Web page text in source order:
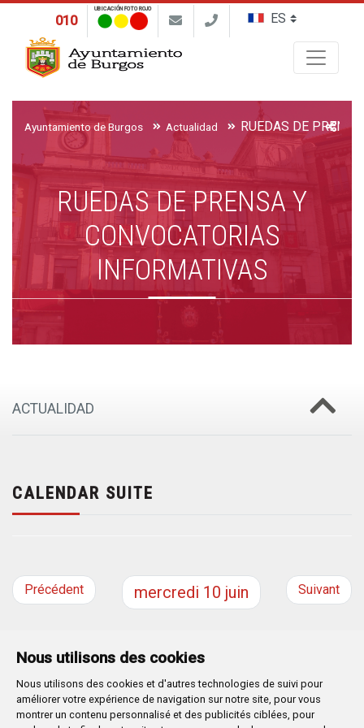
Nous utilisons des cookies
Nous utilisons des cookies et d'autres technologies de suivi pour
améliorer votre expérience de navigation sur notre site, pour vous
montrer un contenu personnalisé et des publicités ciblées, pour
010
UBICACIÓN FOTO ROJO
Ayuntamiento de Burgos Actualidad
RUEDAS DE PRENSA Y
CONVOCATORIAS
INFORMATIVAS
ACTUALIDAD
CALENDAR SUITE
Précédent mercredi 10 juin Suivant
Plaza Mayor 1- 09071BURGOS
947 288 800 CIF: P-0906100-C